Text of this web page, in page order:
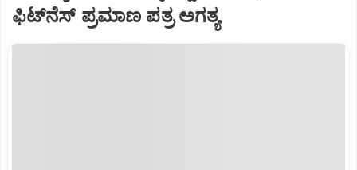
ಫಿಟ್‌ನೆಸ್‌ ಪ್ರಮಾಣ ಪತ್ರ ಅಗತ್ಯ